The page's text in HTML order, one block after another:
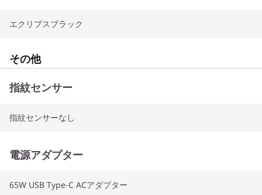
エクリプスブラック
その他
指紋センサー
指紋センサーなし
電源アダプター
65W USB Type-C ACアダプター